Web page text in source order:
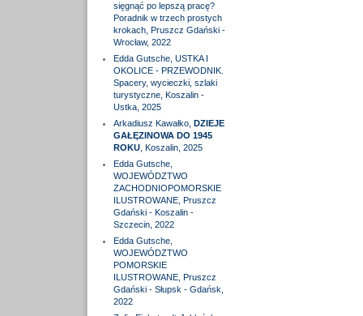
sięgnąć po lepszą pracę?
Poradnik w trzech prostych
krokach, Pruszcz Gdański -
Wrocław, 2022
Edda Gutsche, USTKA I
OKOLICE - PRZEWODNIK.
Spacery, wycieczki, szlaki
turystyczne, Koszalin -
Ustka, 2025
Arkadiusz Kawałko, DZIEJE
GAŁĘZINOWA DO 1945
ROKU, Koszalin, 2025
Edda Gutsche,
WOJEWÓDZTWO
ZACHODNIOPOMORSKIE
ILUSTROWANE, Pruszcz
Gdański - Koszalin -
Szczecin, 2022
Edda Gutsche,
WOJEWÓDZTWO
POMORSKIE
ILUSTROWANE, Pruszcz
Gdański - Słupsk - Gdańsk,
2022